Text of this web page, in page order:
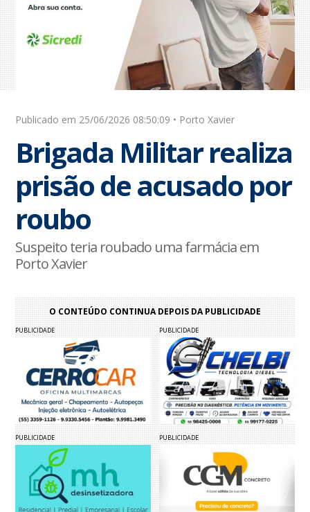
Publicado em 25/06/2026 08:50:09 • Porto Xavier
Brigada Militar realiza
prisão de acusado por
roubo
Suspeito teria roubado uma farmácia em
Porto Xavier
O CONTEÚDO CONTINUA DEPOIS DA PUBLICIDADE
PUBLICIDADE PUBLICIDADE
PUBLICIDADE PUBLICIDADE